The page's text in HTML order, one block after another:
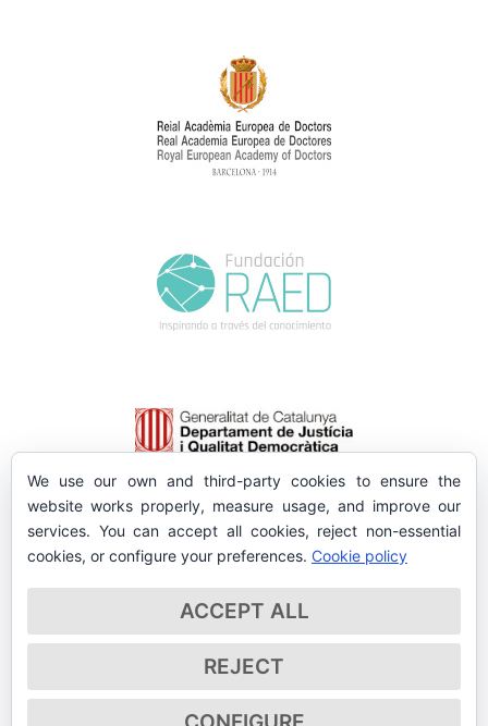
We use our own and third-party cookies to ensure the
website works properly, measure usage, and improve our
services. You can accept all cookies, reject non-essential
cookies, or configure your preferences. Cookie policy
ACCEPT ALL
REJECT